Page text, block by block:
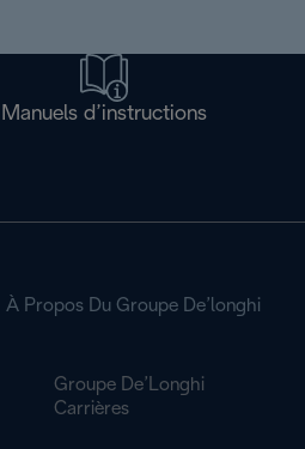
Manuels d’instructions
À Propos Du Groupe De’longhi
Groupe De’Longhi
Carrières